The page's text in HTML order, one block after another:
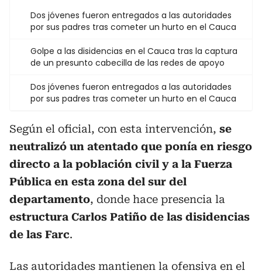
Dos jóvenes fueron entregados a las autoridades
por sus padres tras cometer un hurto en el Cauca
Golpe a las disidencias en el Cauca tras la captura
de un presunto cabecilla de las redes de apoyo
Dos jóvenes fueron entregados a las autoridades
por sus padres tras cometer un hurto en el Cauca
Según el oficial, con esta intervención, se
neutralizó un atentado que ponía en riesgo
directo a la población civil y a la Fuerza
Pública en esta zona del sur del
departamento, donde hace presencia la
estructura Carlos Patiño de las disidencias
de las Farc.
Las autoridades mantienen la ofensiva en el